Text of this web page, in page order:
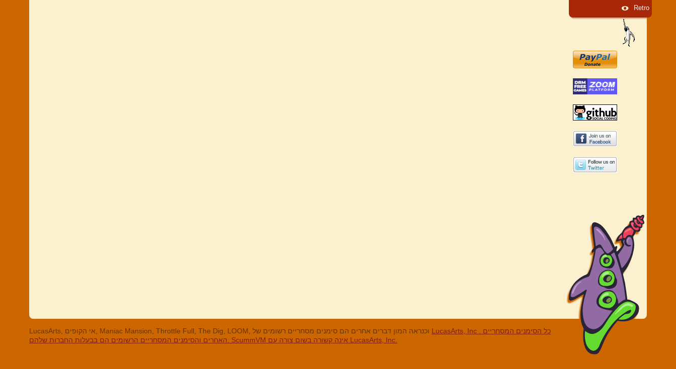
Retro
LucasArts, Inc . כל הסימנים המסחריים
האחרים והסימנים המסחריים הרשומים הם בבעלות החברות שלהם. ScummVM אינה קשורה בשום צורה עם LucasArts, Inc.